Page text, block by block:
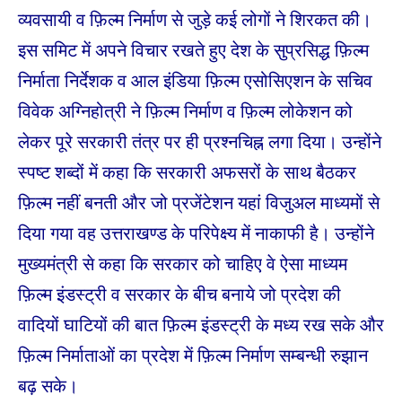
व्यवसायी व फ़िल्म निर्माण से जुड़े कई लोगों ने शिरकत की।
इस समिट में अपने विचार रखते हुए देश के सुप्रसिद्ध फ़िल्म
निर्माता निर्देशक व आल इंडिया फ़िल्म एसोसिएशन के सचिव
विवेक अग्निहोत्री ने फ़िल्म निर्माण व फ़िल्म लोकेशन को
लेकर पूरे सरकारी तंत्र पर ही प्रश्नचिह्न लगा दिया। उन्होंने
स्पष्ट शब्दों में कहा कि सरकारी अफसरों के साथ बैठकर
फ़िल्म नहीं बनती और जो प्रजेंटेशन यहां विजुअल माध्यमों से
दिया गया वह उत्तराखण्ड के परिपेक्ष्य में नाकाफी है। उन्होंने
मुख्यमंत्री से कहा कि सरकार को चाहिए वे ऐसा माध्यम
फ़िल्म इंडस्ट्री व सरकार के बीच बनाये जो प्रदेश की
वादियों घाटियों की बात फ़िल्म इंडस्ट्री के मध्य रख सके और
फ़िल्म निर्माताओं का प्रदेश में फ़िल्म निर्माण सम्बन्धी रुझान
बढ़ सके।